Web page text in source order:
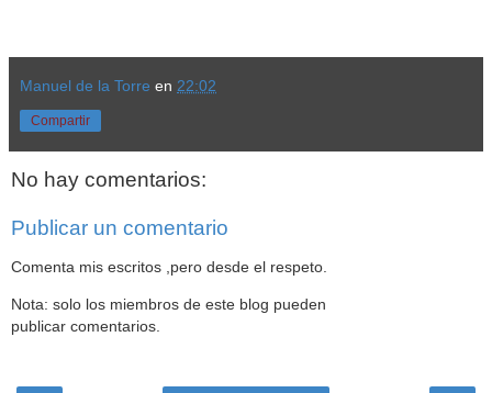
Manuel de la Torre en 22:02
Compartir
No hay comentarios:
Publicar un comentario
Comenta mis escritos ,pero desde el respeto.
Nota: solo los miembros de este blog pueden
publicar comentarios.